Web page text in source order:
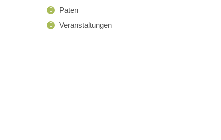
Paten
Veranstaltungen